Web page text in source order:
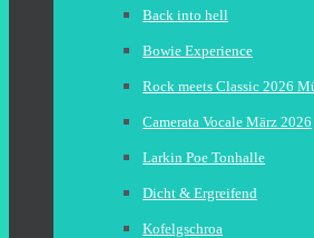
Back into hell
Bowie Experience
Rock meets Classic 2026
Camerata Vocale März 2026
Larkin Poe Tonhalle
Dicht & Ergreifend
Kofelgschroa